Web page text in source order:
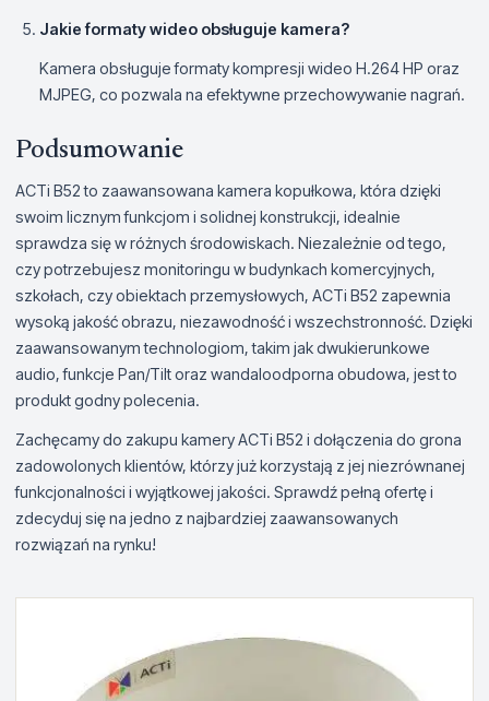
Jakie formaty wideo obsługuje kamera?
Kamera obsługuje formaty kompresji wideo H.264 HP oraz
MJPEG, co pozwala na efektywne przechowywanie nagrań.
Podsumowanie
ACTi B52 to zaawansowana kamera kopułkowa, która dzięki
swoim licznym funkcjom i solidnej konstrukcji, idealnie
sprawdza się w różnych środowiskach. Niezależnie od tego,
czy potrzebujesz monitoringu w budynkach komercyjnych,
szkołach, czy obiektach przemysłowych, ACTi B52 zapewnia
wysoką jakość obrazu, niezawodność i wszechstronność. Dzięki
zaawansowanym technologiom, takim jak dwukierunkowe
audio, funkcje Pan/Tilt oraz wandaloodporna obudowa, jest to
produkt godny polecenia.
Zachęcamy do zakupu kamery ACTi B52 i dołączenia do grona
zadowolonych klientów, którzy już korzystają z jej niezrównanej
funkcjonalności i wyjątkowej jakości. Sprawdź pełną ofertę i
zdecyduj się na jedno z najbardziej zaawansowanych
rozwiązań na rynku!